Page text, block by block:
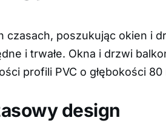
czasach, poszukując okien i
i trwałe. Okna i drzwi
profili PVC o głębokości
design